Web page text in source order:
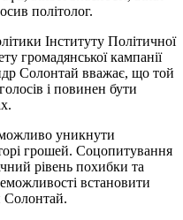
політолог.
Інституту Політичної
громадянської кампанії
вважає, що той
і повинен бути
уникнути
грошей. Соцопитування
рівень похибки та
встановити
Солонтай.